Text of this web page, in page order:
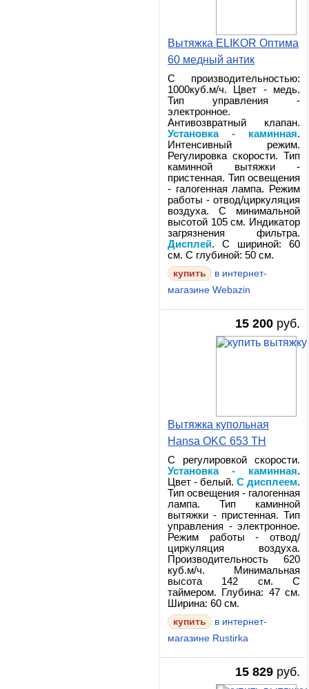
Вытяжка ELIKOR Оптима
60 медный антик
С производительностью:
1000куб.м/ч. Цвет - медь.
Тип управления -
электронное.
Антивозвратный клапан.
Установка - каминная.
Интенсивный режим.
Регулировка скорости. Тип
каминной вытяжки -
пристенная. Тип освещения
- галогенная лампа. Режим
работы - отвод/циркуляция
воздуха. С минимальной
высотой 105 см. Индикатор
загрязнения фильтра.
Дисплей. С шириной: 60
см. С глубиной: 50 см.
в интернет-
магазине Webazin
15 200 руб.
Вытяжка купольная
Hansa OKC 653 TH
С регулировкой скорости.
Установка - каминная.
Цвет - белый.С дисплеем.
Тип освещения - галогенная
лампа. Тип каминной
вытяжки - пристенная. Тип
управления - электронное.
Режим работы - отвод/
циркуляция воздуха.
Производительность 620
куб.м/ч. Минимальная
высота 142 см. С
таймером. Глубина: 47 см.
Ширина: 60 см.
в интернет-
магазине Rustirka
15 829 руб.